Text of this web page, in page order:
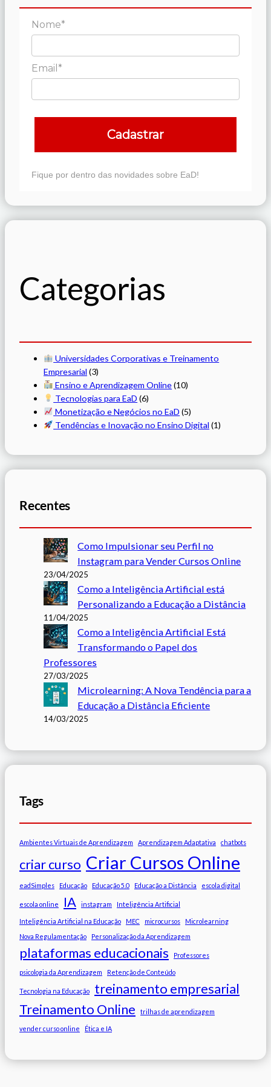
Nome*
Email*
Cadastrar
Fique por dentro das novidades sobre EaD!
Categorias
Universidades Corporativas e Treinamento
Empresarial (3)
Ensino e Aprendizagem Online(10)
Tecnologias para EaD (6)
Monetização e Negócios no EaD (5)
Tendências e Inovação no Ensino Digital (1)
Recentes
Como Impulsionar seu Perfil no
Instagram para Vender Cursos Online
23/04/2025
Como a Inteligência Artificial está
Personalizando a Educação a Distância
11/04/2025
Como a Inteligência Artificial Está
Transformando o Papel dos
Professores
27/03/2025
Microlearning: A Nova Tendência para a
Educação a Distância Eficiente
14/03/2025
Tags
Ambientes Virtuais de Aprendizagem Aprendizagem Adaptativa chatbots
criar curso Criar Cursos Online
eadSimples Educação Educação 5.0 Educação a Distância escola digital
escola online IA instagram Inteligência Artificial
Inteligência Artificial na Educação MEC microcursos
Microlearning
Nova Regulamentação
Personalização da Aprendizagem
plataformas educacionais Professores
psicologia da Aprendizagem Retenção de Conteúdo
Tecnologia na Educação
treinamento empresarial
Treinamento Online
trilhas de aprendizagem
vender curso online Ética e IA